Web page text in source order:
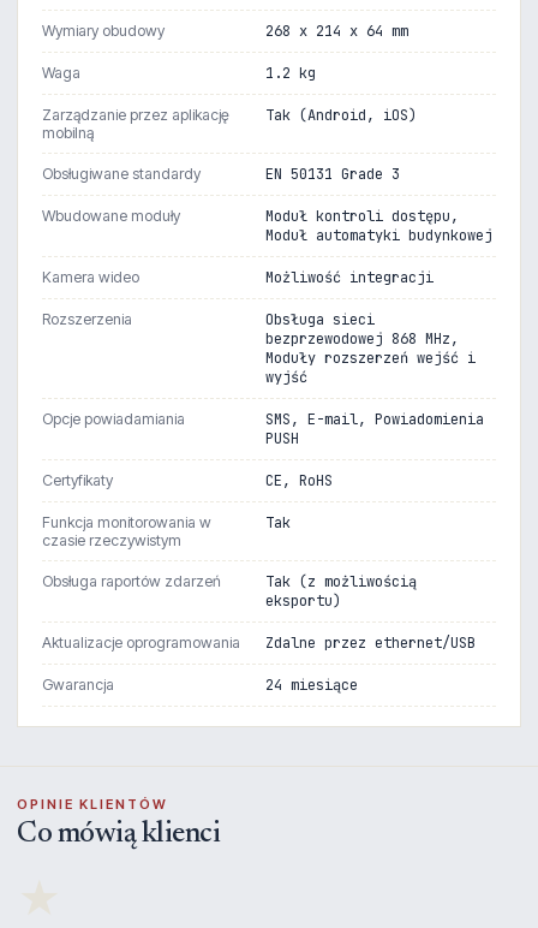
Wymiary obudowy 268 x 214 x 64 mm
Waga 1.2 kg
Zarządzanie przez aplikację
mobilną
Tak (Android, iOS)
Obsługiwane standardy EN 50131 Grade 3
Wbudowane moduły
Moduł kontroli dostępu,
Moduł automatyki budynkowej
Kamera wideo Możliwość integracji
Rozszerzenia
Obsługa sieci
bezprzewodowej 868 MHz,
Moduły rozszerzeń wejść i
wyjść
Opcje powiadamiania
SMS, E-mail, Powiadomienia
PUSH
Certyfikaty CE, RoHS
Funkcja monitorowania w
czasie rzeczywistym
Tak
Obsługa raportów zdarzeń
Tak (z możliwością
eksportu)
Aktualizacje oprogramowania Zdalne przez ethernet/USB
Gwarancja 24 miesiące
OPINIE KLIENTÓW
Co mówią klienci